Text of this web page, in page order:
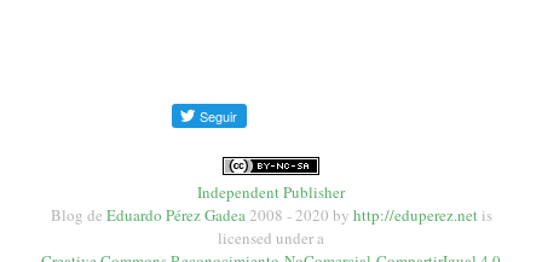
Independent Publisher
Blog de Eduardo Pérez Gadea2008 - 2020 by http://eduperez.netis
licensed under a